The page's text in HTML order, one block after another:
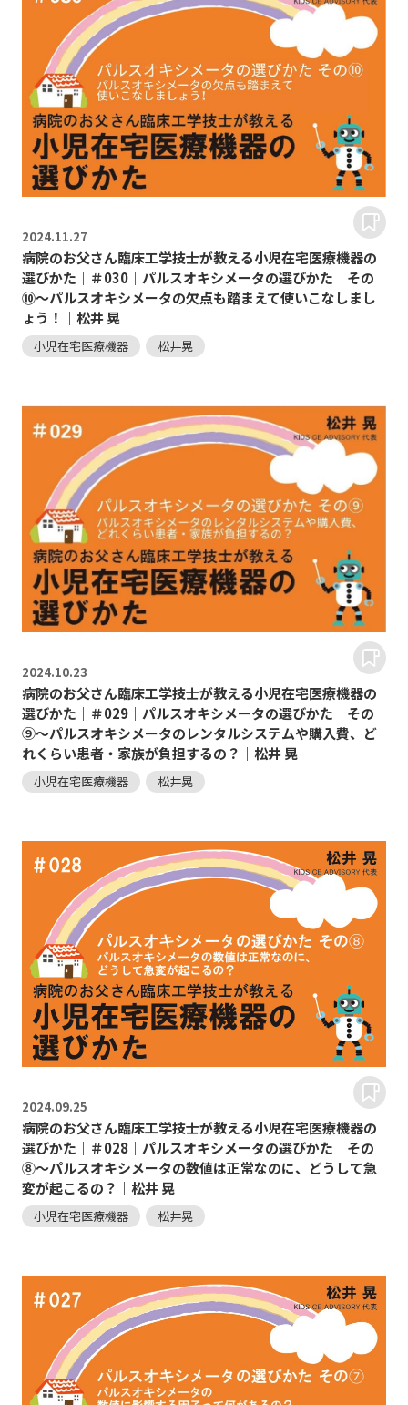
2024.11.27
病院のお父さん臨床工学技士が教える小児在宅医療機器の
選びかた｜＃030｜パルスオキシメータの選びかた その
⑩～パルスオキシメータの欠点も踏まえて使いこなしまし
ょう！｜松井 晃
小児在宅医療機器 松井晃
2024.10.23
病院のお父さん臨床工学技士が教える小児在宅医療機器の
選びかた｜＃029｜パルスオキシメータの選びかた その
⑨～パルスオキシメータのレンタルシステムや購入費、ど
れくらい患者・家族が負担するの？｜松井 晃
小児在宅医療機器 松井晃
2024.09.25
病院のお父さん臨床工学技士が教える小児在宅医療機器の
選びかた｜＃028｜パルスオキシメータの選びかた その
⑧～パルスオキシメータの数値は正常なのに、どうして急
変が起こるの？｜松井 晃
小児在宅医療機器 松井晃